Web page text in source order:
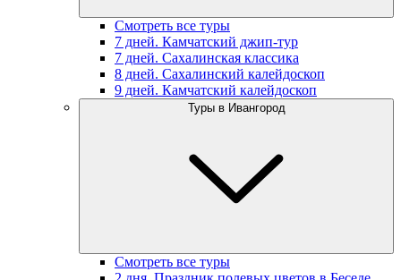
Смотреть все туры
7 дней. Камчатский джип-тур
7 дней. Сахалинская классика
8 дней. Сахалинский калейдоскоп
9 дней. Камчатский калейдоскоп
Туры в Ивангород
Смотреть все туры